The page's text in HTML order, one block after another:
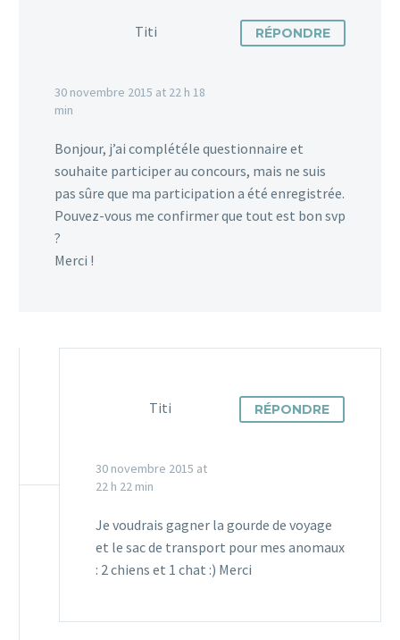
Titi
30 novembre 2015 at 22 h 18
min
RÉPONDRE
Bonjour, j’ai complétéle questionnaire et
souhaite participer au concours, mais ne suis
pas sûre que ma participation a été enregistrée.
Pouvez-vous me confirmer que tout est bon svp
?
Merci !
Titi
30 novembre 2015 at
22 h 22 min
RÉPONDRE
Je voudrais gagner la gourde de voyage
et le sac de transport pour mes anomaux
: 2 chiens et 1 chat :) Merci